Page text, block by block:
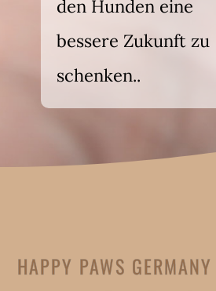
den Hunden eine
bessere Zukunft zu
schenken..
HAPPY PAWS GERMANY